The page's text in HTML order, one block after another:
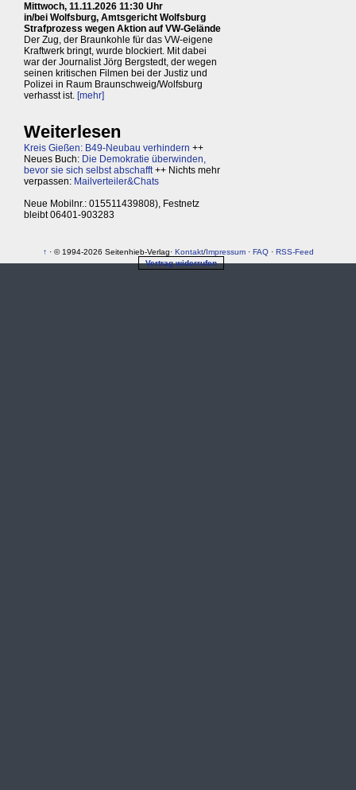
Mittwoch, 11.11.2026 11:30 Uhr
in/bei Wolfsburg, Amtsgericht Wolfsburg
Strafprozess wegen Aktion auf VW-Gelände
Der Zug, der Braunkohle für das VW-eigene
Kraftwerk bringt, wurde blockiert. Mit dabei
war der Journalist Jörg Bergstedt, der wegen
seinen kritischen Filmen bei der Justiz und
Polizei in Raum Braunschweig/Wolfsburg
verhasst ist. [mehr]
Weiterlesen
Kreis Gießen: B49-Neubau verhindern ++
Neues Buch: Die Demokratie überwinden,
bevor sie sich selbst abschafft++ Nichts mehr
verpassen: Mailverteiler&Chats
Neue Mobilnr.: 015511439808), Festnetz
bleibt 06401-903283
↑ · © 1994-2026 Seitenhieb-Verlag· Kontakt/Impressum· FAQ· RSS-Feed
Vertrag widerrufen